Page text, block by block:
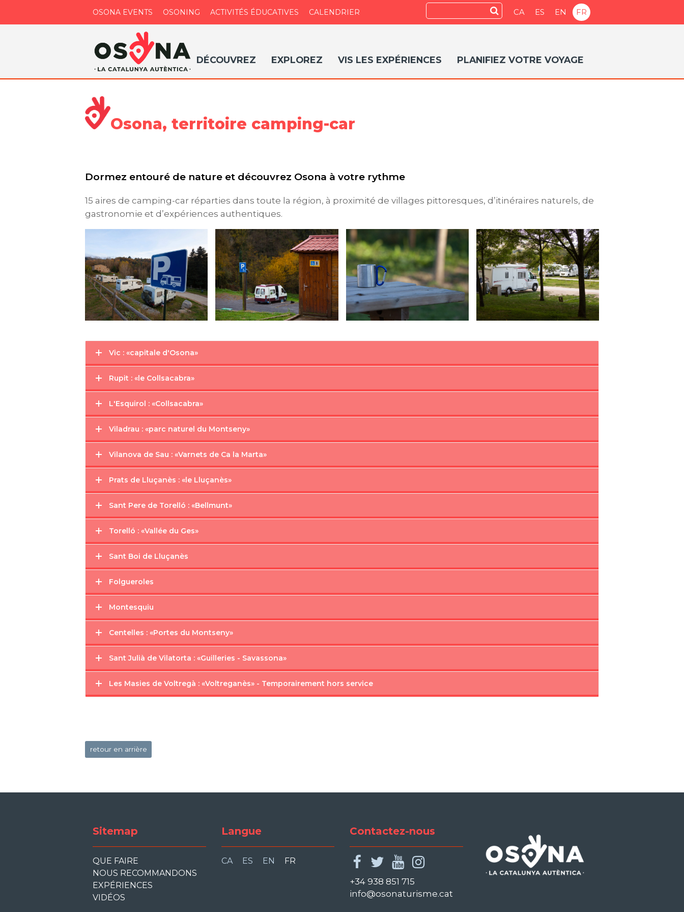
OSONA EVENTS OSONING ACTIVITÉS ÉDUCATIVES CALENDRIER CA ES EN FR
Envoyer
DÉCOUVREZ EXPLOREZ VIS LES EXPÉRIENCES PLANIFIEZ VOTRE VOYAGE
Osona, territoire camping-car
Dormez entouré de nature et découvrez Osona à votre rythme
15 aires de camping-car réparties dans toute la région, à proximité de villages pittoresques, d’itinéraires naturels, de
gastronomie et d’expériences authentiques.
Vic : «capitale d'Osona»
Rupit : «le Collsacabra»
L'Esquirol : «Collsacabra»
Viladrau : «parc naturel du Montseny»
Vilanova de Sau : «Varnets de Ca la Marta»
Prats de Lluçanès : «le Lluçanès»
Sant Pere de Torelló : «Bellmunt»
Torelló : «Vallée du Ges»
Sant Boi de Lluçanès
Folgueroles
Montesquiu
Centelles : «Portes du Montseny»
Sant Julià de Vilatorta : «Guilleries - Savassona»
Les Masies de Voltregà : «Voltreganès» - Temporairement hors service
retour en arrière
Sitemap
QUE FAIRE
NOUS RECOMMANDONS
EXPÉRIENCES
VIDÉOS
Langue
CA ES EN FR
Contactez-nous
facebook
twitteryoutube
instagram
+34 938 851 715
info@osonaturisme.cat